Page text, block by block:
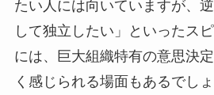
たい人には向いていますが、
して独立したい」といったス
には、巨大組織特有の意思決
く感じられる場面もあるでし